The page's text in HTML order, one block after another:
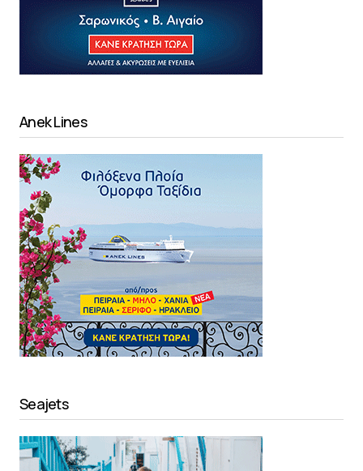
Anek Lines
Seajets